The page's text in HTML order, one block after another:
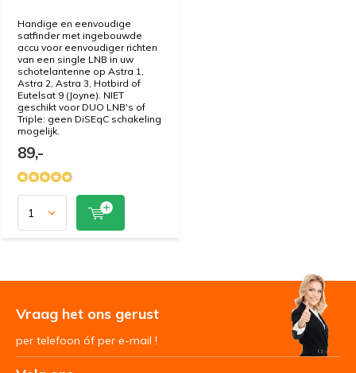
Handige en eenvoudige
satfinder met ingebouwde
accu voor eenvoudiger richten
van een single LNB in uw
schotelantenne op Astra 1,
Astra 2, Astra 3, Hotbird of
Eutelsat 9 (Joyne). NIET
geschikt voor DUO LNB's of
Triple: geen DiSEqC schakeling
mogelijk.
89,-
Vraag het ons gerust
per telefoon óf per e-mail !